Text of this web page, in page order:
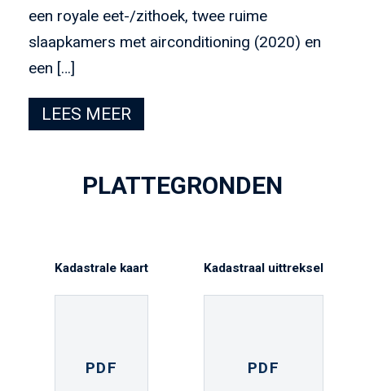
een royale eet-/zithoek, twee ruime
slaapkamers met airconditioning (2020) en
een […]
LEES MEER
PLATTEGRONDEN
PDF
Kadastrale kaart
PDF
Kadastraal uittreksel